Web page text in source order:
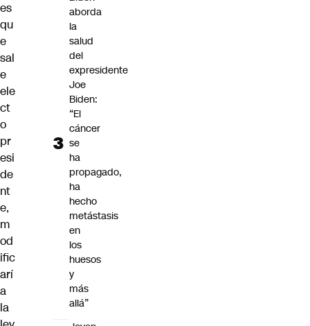
es
qu
e
sal
e
ele
ct
o
pr
esi
de
nt
e,
m
od
ific
arí
a
la
aborda
la
salud
del
expresidente
Joe
Biden:
“El
cáncer
se
ha
propagado,
ha
hecho
metástasis
en
los
huesos
y
más
allá”